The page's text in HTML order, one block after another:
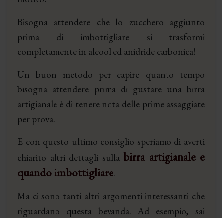
Bisogna attendere che lo zucchero aggiunto
prima di imbottigliare si trasformi
completamente in alcool ed anidride carbonica!
Un buon metodo per capire quanto tempo
bisogna attendere prima di gustare una birra
artigianale è di tenere nota delle prime assaggiate
per prova.
E con questo ultimo consiglio speriamo di averti
chiarito altri dettagli sulla birra artigianale e
quando imbottigliare.
Ma ci sono tanti altri argomenti interessanti che
riguardano questa bevanda. Ad esempio, sai